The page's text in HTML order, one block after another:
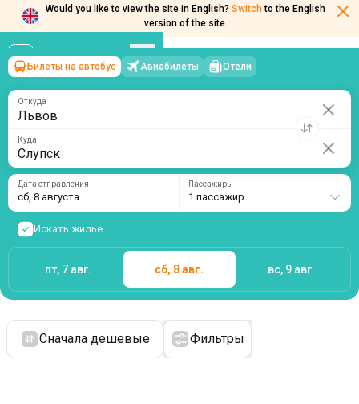
Would you like to view the site in English? Switch to the English
version of the site.
Львов →Слупск
сб, 8 августа/1 пассажир
Билеты на автобус Авиабилеты Отели
Откуда
Куда
Дата отправления
сб, 8 августа
Пассажиры
1 пассажир
Искать жилье
пт, 7 авг. сб, 8 авг. вс, 9 авг.
Сначала дешевые Фильтры